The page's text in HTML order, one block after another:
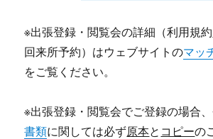
※出張登録・閲覧会の詳細（利用規
回来所予約）はウェブサイトのマッ
をご覧ください。
※出張登録・閲覧会でご登録の場合
書類に関しては必ず原本と コピーの